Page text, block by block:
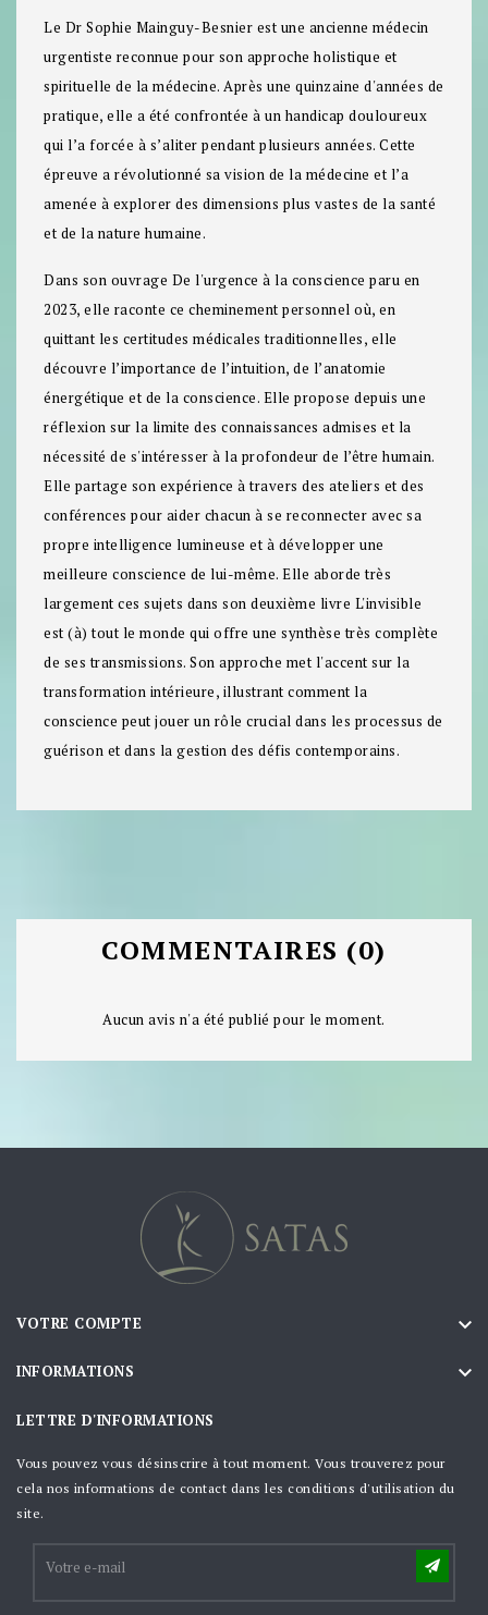
Le Dr Sophie Mainguy-Besnier est une ancienne médecin
urgentiste reconnue pour son approche holistique et
spirituelle de la médecine. Après une quinzaine d'années de
pratique, elle a été confrontée à un handicap douloureux
qui l’a forcée à s’aliter pendant plusieurs années. Cette
épreuve a révolutionné sa vision de la médecine et l’a
amenée à explorer des dimensions plus vastes de la santé
et de la nature humaine.
Dans son ouvrage De l'urgence à la conscience paru en
2023, elle raconte ce cheminement personnel où, en
quittant les certitudes médicales traditionnelles, elle
découvre l’importance de l’intuition, de l’anatomie
énergétique et de la conscience. Elle propose depuis une
réflexion sur la limite des connaissances admises et la
nécessité de s'intéresser à la profondeur de l’être humain.
Elle partage son expérience à travers des ateliers et des
conférences pour aider chacun à se reconnecter avec sa
propre intelligence lumineuse et à développer une
meilleure conscience de lui-même. Elle aborde très
largement ces sujets dans son deuxième livre L'invisible
est (à) tout le monde qui offre une synthèse très complète
de ses transmissions. Son approche met l'accent sur la
transformation intérieure, illustrant comment la
conscience peut jouer un rôle crucial dans les processus de
guérison et dans la gestion des défis contemporains.
COMMENTAIRES (0)
Aucun avis n'a été publié pour le moment.
VOTRE COMPTE 
INFORMATIONS 
LETTRE D'INFORMATIONS
Vous pouvez vous désinscrire à tout moment. Vous trouverez pour
cela nos informations de contact dans les conditions d'utilisation du
site.